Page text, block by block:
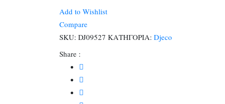
χρυσού
στρας
ποσότητα
Add to Wishlist
Compare
SKU: DJ09527 ΚΑΤΗΓΟΡΙΑ: Djeco
Share :